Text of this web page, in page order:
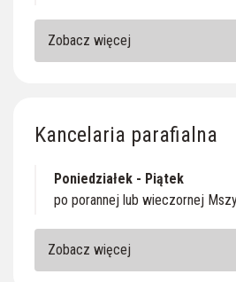
Zobacz więcej
Kancelaria parafialna
Poniedziałek - Piątek
po porannej lub wieczornej
Zobacz więcej